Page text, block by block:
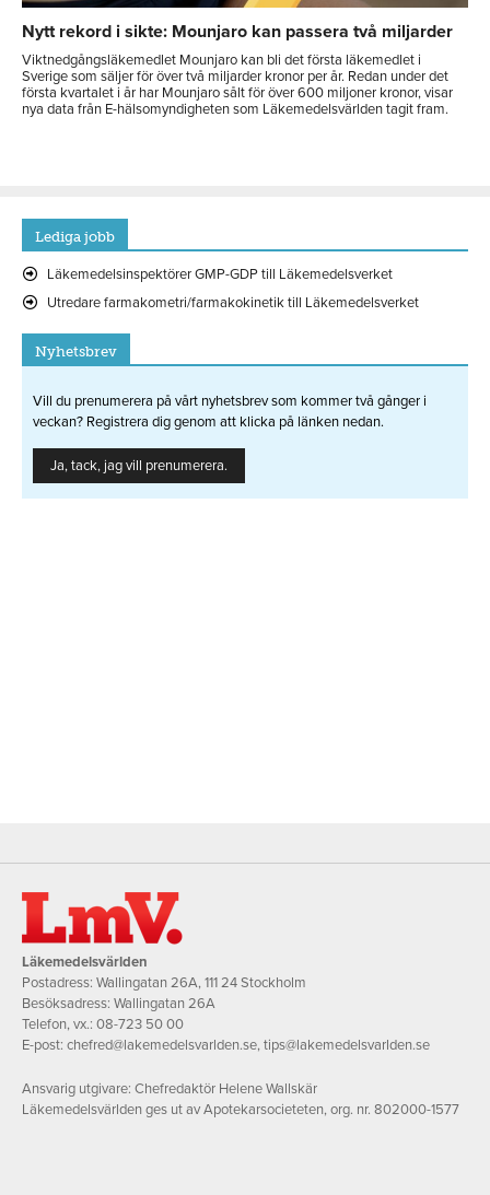
Nytt rekord i sikte: Mounjaro kan passera två miljarder
Viktnedgångsläkemedlet Mounjaro kan bli det första läkemedlet i
Sverige som säljer för över två miljarder kronor per år. Redan under det
första kvartalet i år har Mounjaro sålt för över 600 miljoner kronor, visar
nya data från E-hälsomyndigheten som Läkemedelsvärlden tagit fram.
Lediga jobb
Läkemedelsinspektörer GMP-GDP till Läkemedelsverket
Utredare farmakometri/farmakokinetik till Läkemedelsverket
Nyhetsbrev
Vill du prenumerera på vårt nyhetsbrev som kommer två gånger i
veckan? Registrera dig genom att klicka på länken nedan.
Ja, tack, jag vill prenumerera.
Läkemedelsvärlden
Postadress: Wallingatan 26A, 111 24 Stockholm
Besöksadress: Wallingatan 26A
Telefon, vx.: 08-723 50 00
E-post: chefred@lakemedelsvarlden.se,tips@lakemedelsvarlden.se
Ansvarig utgivare: Chefredaktör Helene Wallskär
Läkemedelsvärlden ges ut av Apotekarsocieteten, org. nr. 802000-1577